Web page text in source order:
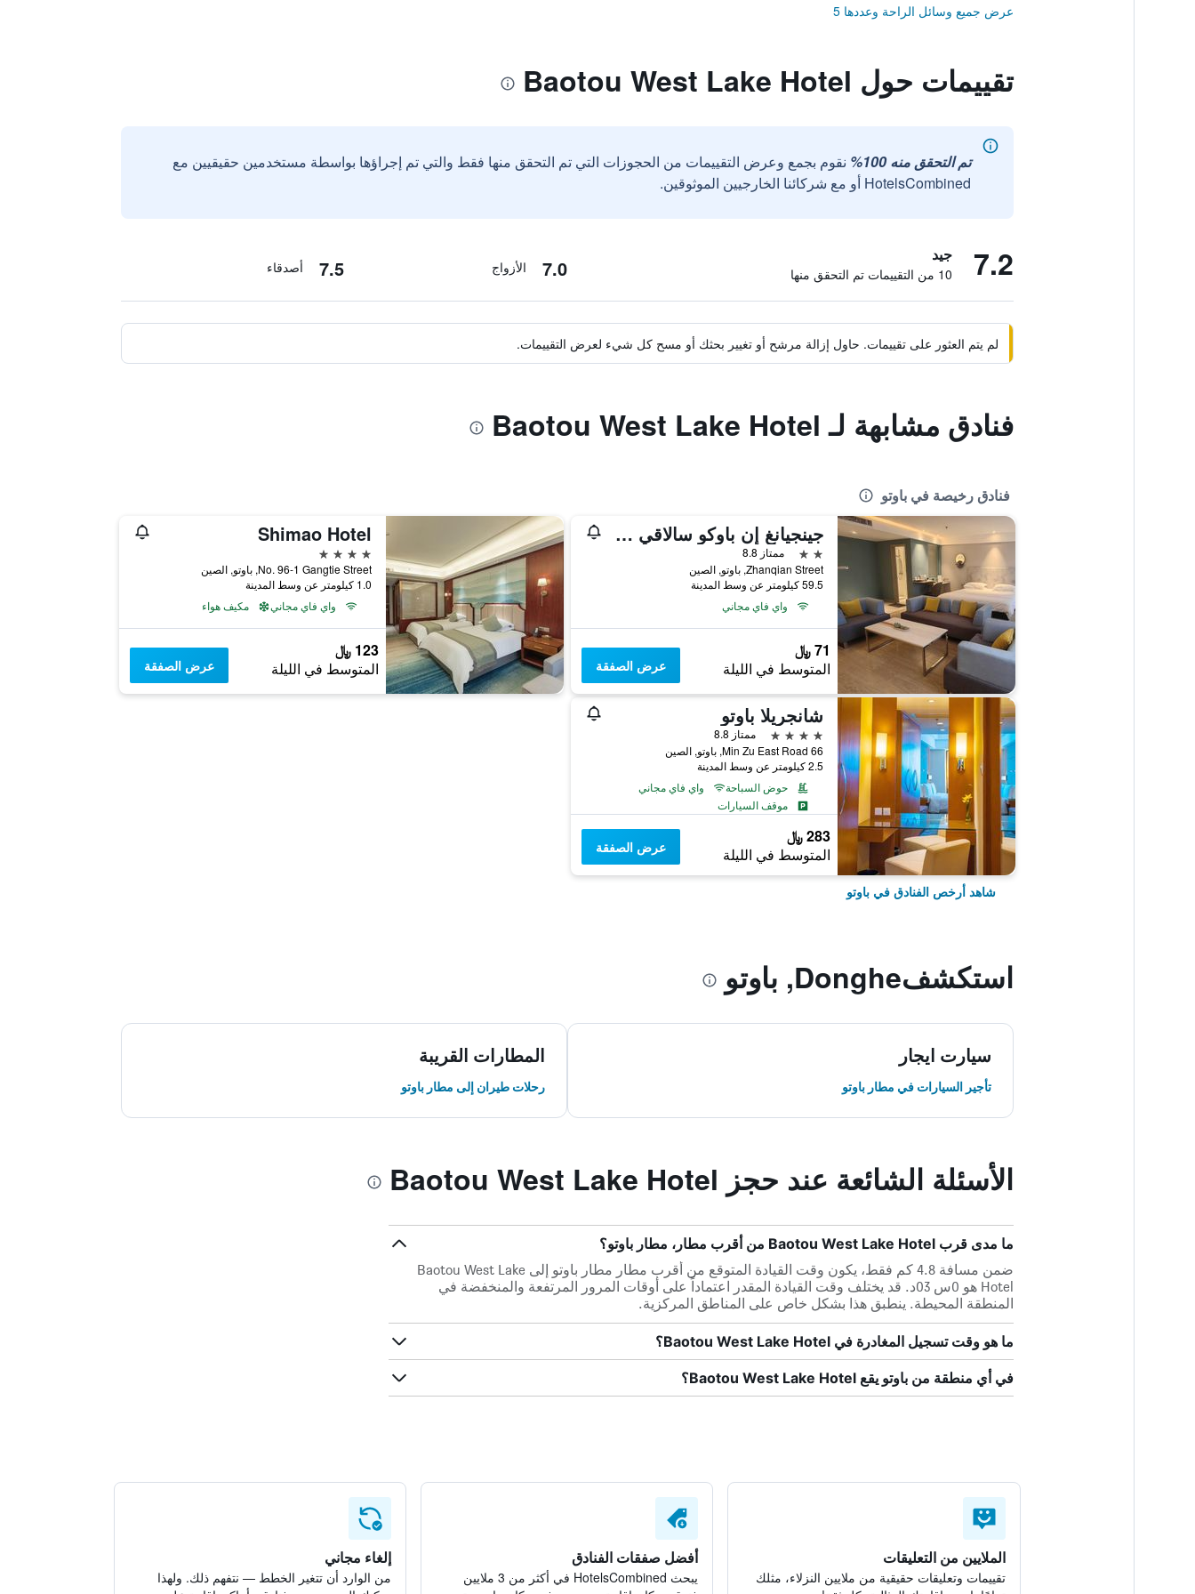
عرض جميع وسائل الراحة وعددها 5
تقييمات حول Baotou West Lake Hotel
تم التحقق منه 100%
نقوم بجمع وعرض التقييمات من الحجوزات التي تم التحقق منها فقط والتي تم إجراؤها بواسطة مستخدمين حقيقيين مع
HotelsCombined أو مع شركائنا الخارجيين الموثوقين.
7.2 جيد
10 من التقييمات تم التحقق منها 7.0 الأزواج 7.5 أصدقاء
لم يتم العثور على تقييمات. حاول إزالة مرشح أو تغيير بحثك أو مسح كل شيء لعرض التقييمات.
فنادق مشابهة لـ Baotou West Lake Hotel
فنادق رخيصة في باوتو
جينجيانغ إن باوكو سالاقي ريل واي ستيشن
2 نجمتين
ممتاز 8.8
Zhanqian Street, باوتو, الصين
59.5 كيلومتر عن وسط المدينة
واي فاي مجاني
71 ﷼
المتوسط في الليلة عرض الصفقة
Shimao Hotel
4 نجوم
No. 96-1 Gangtie Street, باوتو, الصين
1.0 كيلومتر عن وسط المدينة
واي فاي مجاني
مكيف هواء
123 ﷼
المتوسط في الليلة عرض الصفقة
شانجريلا باوتو
4 نجوم
ممتاز 8.8
66 Min Zu East Road, باوتو, الصين
2.5 كيلومتر عن وسط المدينة
حوض السباحة
واي فاي مجاني
موقف السيارات
283 ﷼
المتوسط في الليلة عرض الصفقة
شاهد أرخص الفنادق في باوتو
استكشفDonghe, باوتو
سيارت ايجار
تأجير السيارات في مطار باوتو
المطارات القريبة
رحلات طيران إلى مطار باوتو
الأسئلة الشائعة عند حجز Baotou West Lake Hotel
ما مدى قرب Baotou West Lake Hotel من أقرب مطار، مطار باوتو؟
ضمن مسافة 4.8 كم فقط، يكون وقت القيادة المتوقع من أقرب مطار مطار باوتو إلى Baotou West Lake
Hotel هو 0س 03د. قد يختلف وقت القيادة المقدر اعتماداً على أوقات المرور المرتفعة والمنخفضة في
المنطقة المحيطة. ينطبق هذا بشكل خاص على المناطق المركزية.
ما هو وقت تسجيل المغادرة في Baotou West Lake Hotel؟
في أي منطقة من باوتو يقع Baotou West Lake Hotel؟
الملايين من التعليقات
تقييمات وتعليقات حقيقية من ملايين النزلاء، مثلك
أفضل صفقات الفنادق
يبحث HotelsCombined في أكثر من 3 ملايين
إلغاء مجاني
من الوارد أن تتغير الخطط — نتفهم ذلك. ولهذا